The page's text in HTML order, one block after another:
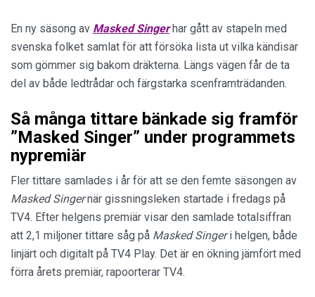
En ny säsong av Masked Singerhar gått av stapeln med
svenska folket samlat för att försöka lista ut vilka kändisar
som gömmer sig bakom dräkterna. Längs vägen får de ta
del av både ledtrådar och färgstarka scenframträdanden.
Så många tittare bänkade sig framför
”Masked Singer” under programmets
nypremiär
Fler tittare samlades i år för att se den femte säsongen av
Masked Singernär gissningsleken startade i fredags på
TV4. Efter helgens premiär visar den samlade totalsiffran
att 2,1 miljoner tittare såg på Masked Singeri helgen, både
linjärt och digitalt på TV4 Play. Det är en ökning jämfört med
förra årets premiär, rapoorterar TV4.